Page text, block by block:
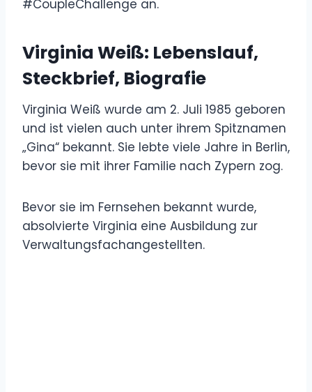
#CoupleChallenge an.
Virginia Weiß: Lebenslauf,
Steckbrief, Biografie
Virginia Weiß wurde am 2. Juli 1985 geboren
und ist vielen auch unter ihrem Spitznamen
„Gina“ bekannt. Sie lebte viele Jahre in Berlin,
bevor sie mit ihrer Familie nach Zypern zog.
Bevor sie im Fernsehen bekannt wurde,
absolvierte Virginia eine Ausbildung zur
Verwaltungsfachangestellten.